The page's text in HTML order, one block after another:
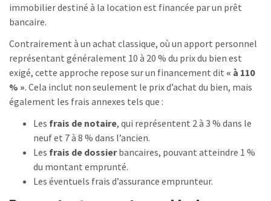
immobilier destiné à la location est financée par un prêt
bancaire.
Contrairement à un achat classique, où un apport personnel
représentant généralement 10 à 20 % du prix du bien est
exigé, cette approche repose sur un financement dit « à 110
% ». Cela inclut non seulement le prix d’achat du bien, mais
également les frais annexes tels que :
Les frais de notaire, qui représentent 2 à 3 % dans le
neuf et 7 à 8 % dans l’ancien.
Les frais de dossierbancaires, pouvant atteindre 1 %
du montant emprunté.
Les éventuels frais d’assurance emprunteur.